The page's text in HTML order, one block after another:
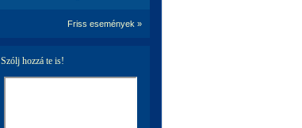
Friss események »
Szólj hozzá te is!